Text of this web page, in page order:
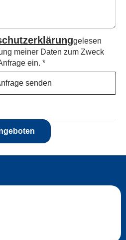
gelesen
meiner Daten zum Zweck
ein. *
senden